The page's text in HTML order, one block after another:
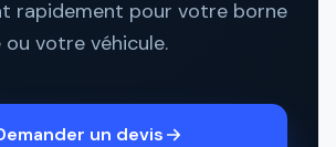
rapidement pour votre borne
votre véhicule.
un devis